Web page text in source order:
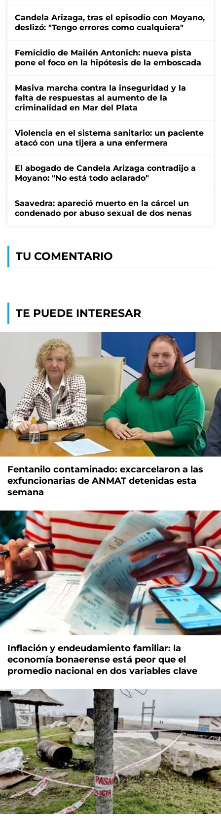
Candela Arizaga, tras el episodio con Moyano,
deslizó: "Tengo errores como cualquiera"
Femicidio de Mailén Antonich: nueva pista
pone el foco en la hipótesis de la emboscada
Masiva marcha contra la inseguridad y la
falta de respuestas al aumento de la
criminalidad en Mar del Plata
Violencia en el sistema sanitario: un paciente
atacó con una tijera a una enfermera
El abogado de Candela Arizaga contradijo a
Moyano: "No está todo aclarado"
Saavedra: apareció muerto en la cárcel un
condenado por abuso sexual de dos nenas
TU COMENTARIO
TE PUEDE INTERESAR
Fentanilo contaminado: excarcelaron a las
exfuncionarias de ANMAT detenidas esta
semana
Inflación y endeudamiento familiar: la
economía bonaerense está peor que el
promedio nacional en dos variables clave